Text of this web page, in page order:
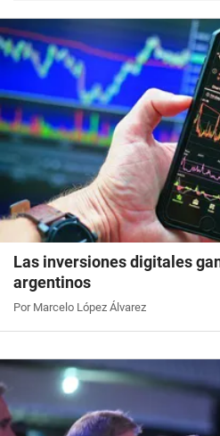
Las inversiones digitales
argentinos
Por Marcelo López Álvarez